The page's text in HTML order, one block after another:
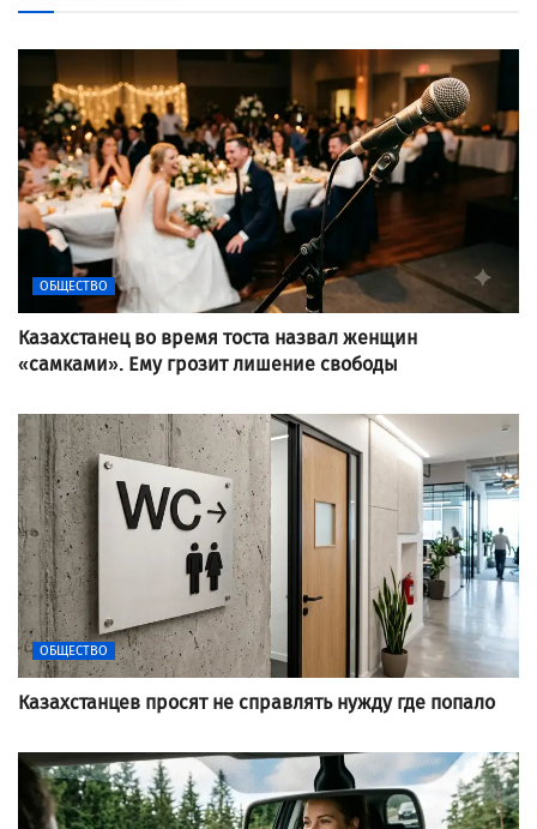
ОБЩЕСТВО
Казахстанец во время тоста назвал женщин
«самками». Ему грозит лишение свободы
ОБЩЕСТВО
Казахстанцев просят не справлять нужду где попало